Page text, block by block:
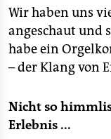
Wir haben uns
angeschaut und
habe ein
– der Klang von
Nicht so
Erlebnis ...